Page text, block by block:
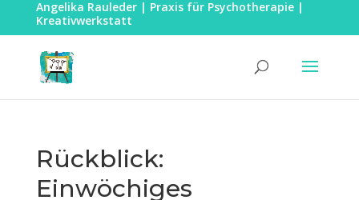
Angelika Rauleder | Praxis für Psychotherapie |
Kreativwerkstatt
Rückblick:
Einwöchiges